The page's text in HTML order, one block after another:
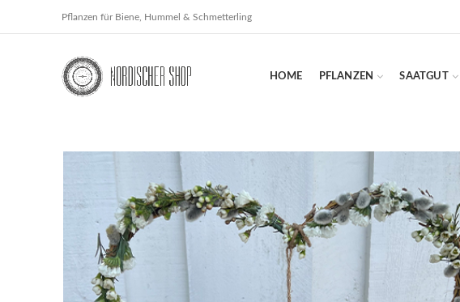
Pflanzen für Biene, Hummel & Schmetterling
HOME PFLANZEN SAATGUT